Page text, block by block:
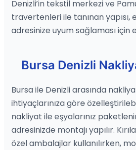
Denizli’in tekstil merkezi ve
travertenleri ile tanınan yapısı,
adresinize uyum sağlaması için
Bursa Denizli
Bursa ile Denizli arasında
ihtiyaçlarınıza göre
nakliyat ile eşyalarınız
adresinizde montajı yapılır.
özel ambalajlar kullanılırken,